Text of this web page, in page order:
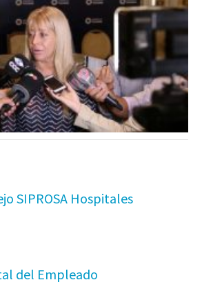
SIPROSA Hospitales
del Empleado